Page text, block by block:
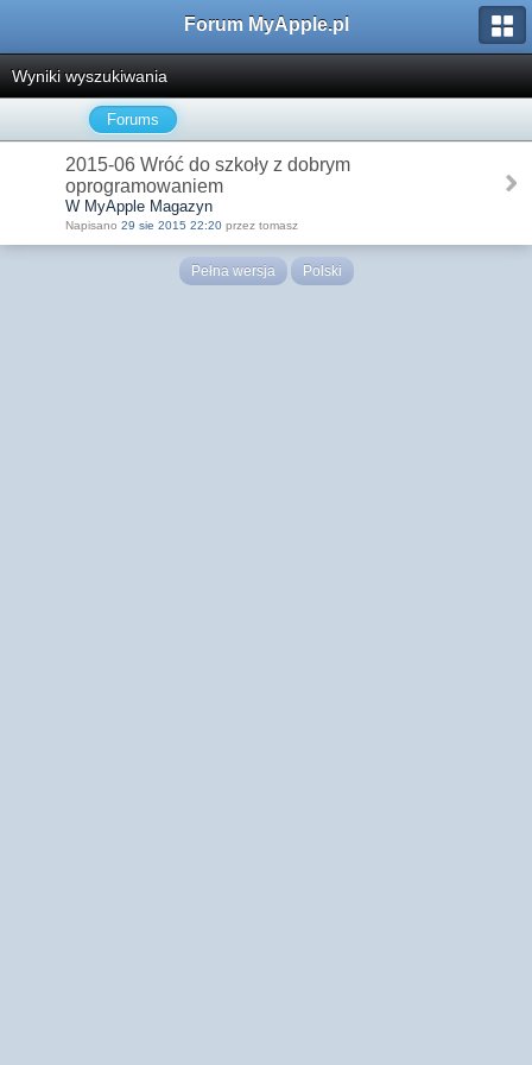
Forum MyApple.pl
Wyniki wyszukiwania
Forums
2015-06 Wróć do szkoły z dobrym
oprogramowaniem
W MyApple Magazyn
Napisano 29 sie 2015 22:20 przez tomasz
Pełna wersja Polski